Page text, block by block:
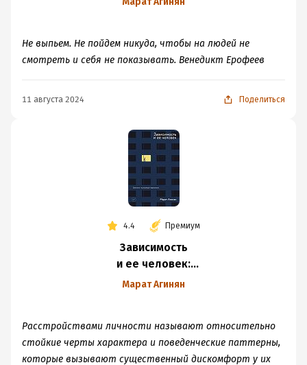
Не выпьем. Не пойдем никуда, чтобы на людей не
смотреть и себя не показывать. Венедикт Ерофеев
11 августа 2024 Поделиться
4.4 Премиум
Зависимость
и ее человек:
записки психиатра-
Марат Агинян
Расстройствами личности называют относительно
стойкие черты характера и поведенческие паттерны,
которые вызывают существенный дискомфорт у их